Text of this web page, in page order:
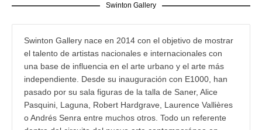
Swinton Gallery
Swinton Gallery nace en 2014 con el objetivo de mostrar
el talento de artistas nacionales e internacionales con
una base de influencia en el arte urbano y el arte más
independiente. Desde su inauguración con E1000, han
pasado por su sala figuras de la talla de Saner, Alice
Pasquini, Laguna, Robert Hardgrave, Laurence Vallières
o Andrés Senra entre muchos otros. Todo un referente